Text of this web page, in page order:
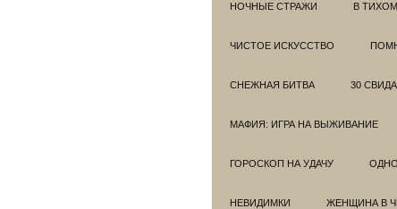
НОЧНЫЕ СТРАЖИ В
ЧИСТОЕ ИСКУССТВО
СНЕЖНАЯ БИТВА 30
МАФИЯ: ИГРА НА ВЫЖИВАНИЕ
ГОРОСКОП НА УДАЧУ
НЕВИДИМКИ ЖЕНЩИНА В